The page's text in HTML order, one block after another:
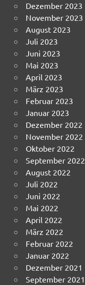
Dezember 2023
November 2023
August 2023
Juli 2023
Juni 2023
Mai 2023
April 2023
März 2023
Februar 2023
Januar 2023
Dezember 2022
November 2022
Oktober 2022
September 2022
August 2022
Juli 2022
Juni 2022
Mai 2022
April 2022
März 2022
Februar 2022
Januar 2022
Dezember 2021
September 2021